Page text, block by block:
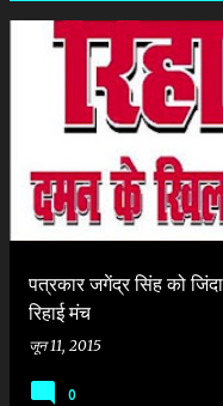
पत्रकार जगेंद्र सिंह को
रिहाई मंच
जून 11, 2015
0